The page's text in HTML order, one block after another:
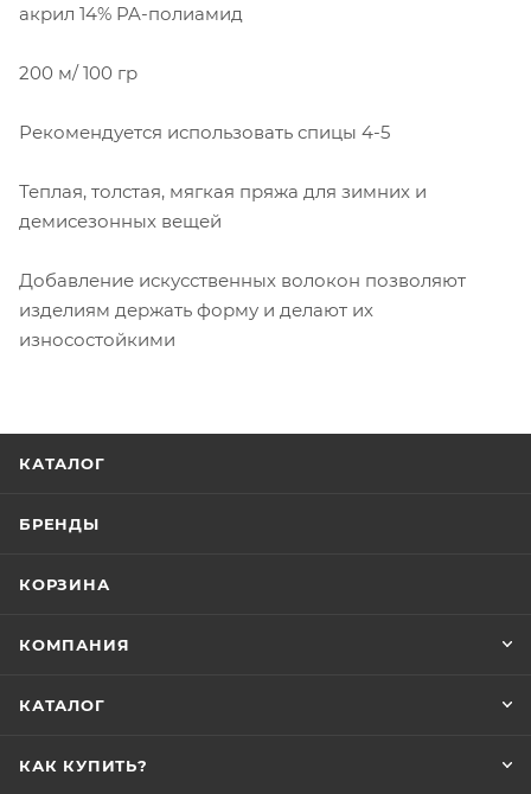
акрил 14% PA-полиамид
200 м/ 100 гр
Рекомендуется использовать спицы 4-5
Теплая, толстая, мягкая пряжа для зимних и
демисезонных вещей
Добавление искусственных волокон позволяют
изделиям держать форму и делают их
износостойкими
КАТАЛОГ
БРЕНДЫ
КОРЗИНА
КОМПАНИЯ
КАТАЛОГ
КАК КУПИТЬ?